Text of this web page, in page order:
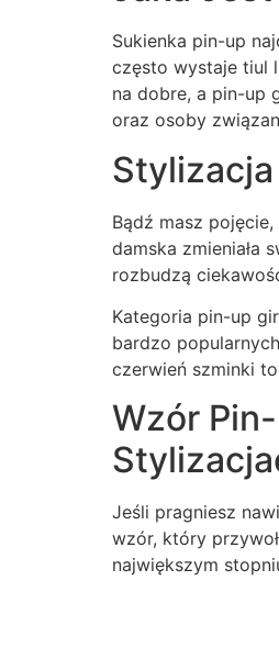
Sukienka pin-up
często wystaje tiul
na dobre, a pin-up
oraz osoby
Bądź masz
damska zmieniała
rozbudzą
Kategoria pin-up
bardzo
czerwień szminki
Wzór
Jeśli pragniesz
wzór, który
największym